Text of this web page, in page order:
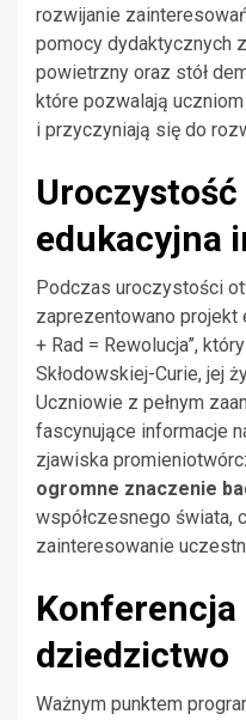
rozwijanie
pomocy dydaktycznych
powietrzny oraz stół
które pozwalają
i przyczyniają się do
edukacyjna
Podczas uroczystości
zaprezentowano projekt
+ Rad = Rewolucja”,
Skłodowskiej-Curie, jej
Uczniowie z pełnym
fascynujące informacje
zjawiska
ogromne znaczenie
współczesnego świata,
zainteresowanie
Konferencja
dziedzictwo
Ważnym punktem